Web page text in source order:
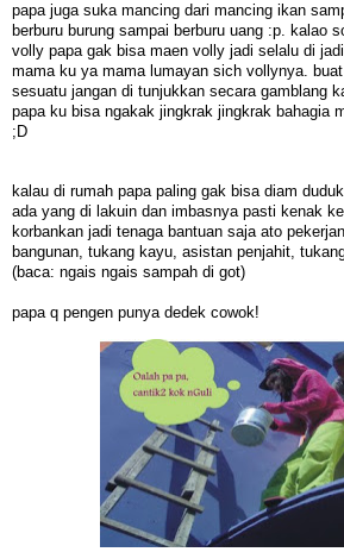
papa juga suka mancing dari mancing ikan
berburu burung sampai berburu uang :p. kalao
volly papa gak bisa maen volly jadi selalu di
mama ku ya mama lumayan sich vollynya.
sesuatu jangan di tunjukkan secara gamblang
papa ku bisa ngakak jingkrak jingkrak bahagia
;D
kalau di rumah papa paling gak bisa diam
ada yang di lakuin dan imbasnya pasti kenak
korbankan jadi tenaga bantuan saja ato
bangunan, tukang kayu, asistan penjahit,
(baca: ngais ngais sampah di got)
papa q pengen punya dedek cowok!